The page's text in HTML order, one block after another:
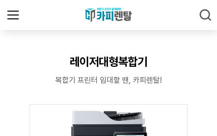
레이저대형복합기
복합기 프린터 임대할 땐, 카피렌탈!